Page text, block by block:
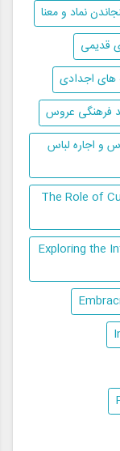
نماد و معنا
قدیمی
های اجدادی
فرهنگی عروس
و اجاره لباس
# The Role of
# Exploring